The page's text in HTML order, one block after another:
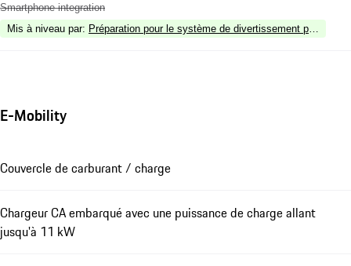
Smartphone integration
Mis à niveau par: Préparation pour le système de divertissement pour
E-Mobility
Couvercle de carburant / charge
Chargeur CA embarqué avec une puissance de charge allant
jusqu'à 11 kW